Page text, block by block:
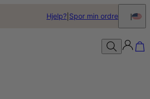
Hjelp? Spor min ordre